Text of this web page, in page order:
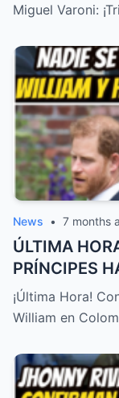
Miguel Varoni:
News • 7 months
ÚLTIMA
PRÍNCIPES
COLOMBIA!
¡Última Hora!
William en